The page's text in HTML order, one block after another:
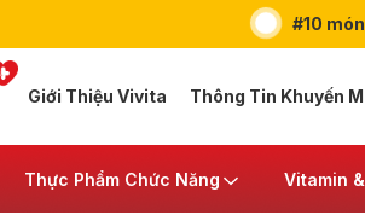
#10
Giới Thiệu Vivita Thông Tin Khuyến
Thực Phẩm Chức Năng Vitamin